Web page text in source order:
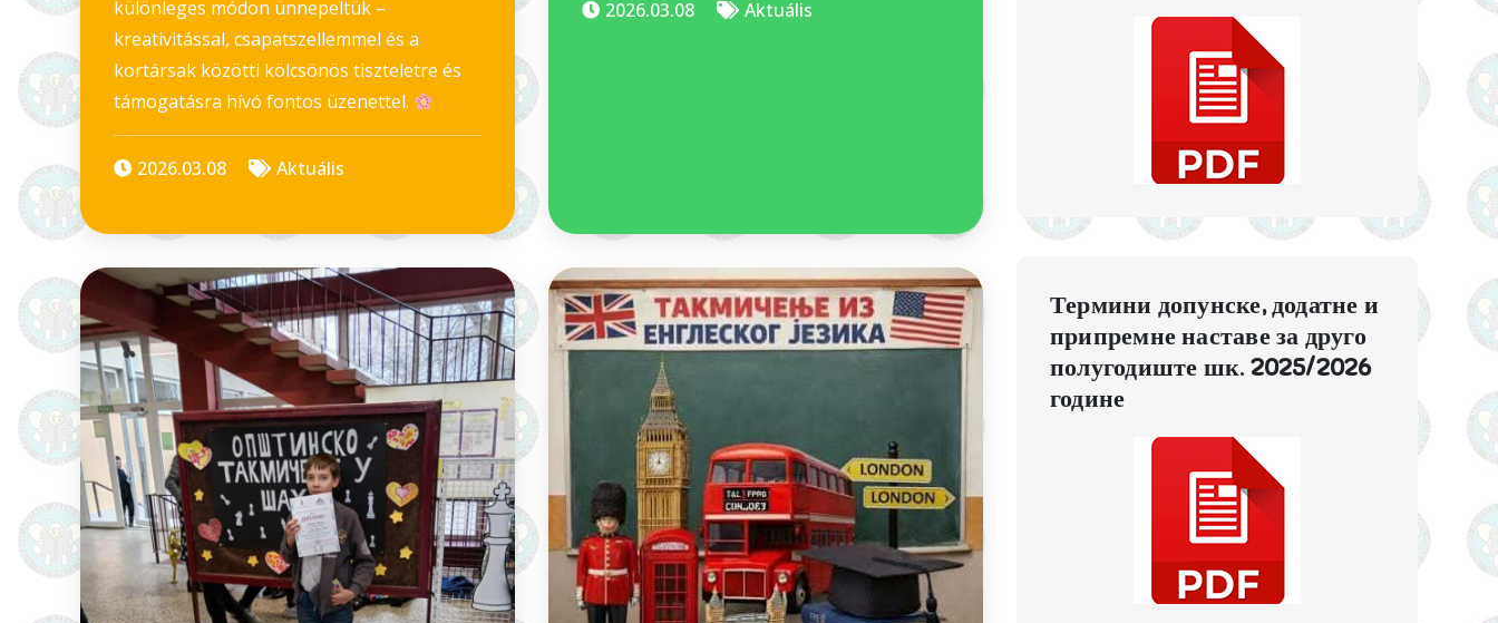
különleges módon ünnepeltük –
kreativitással, csapatszellemmel és a
kortársak közötti kölcsönös tiszteletre és
támogatásra hívó fontos üzenettel.
2026.03.08 Aktuális
2026.03.08 Aktuális
Термини допунске, додатне и
припремне наставе за друго
полугодиште шк. 2025/2026
године